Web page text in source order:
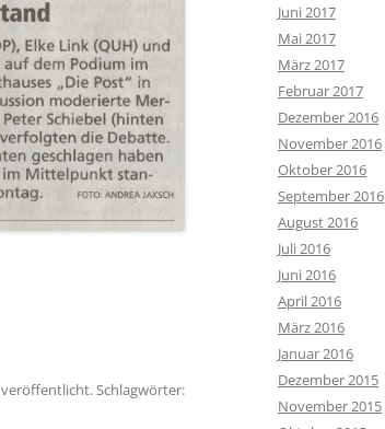
veröffentlicht. Schlagwörter:
Juni 2017
Mai 2017
März 2017
Februar 2017
Dezember 2016
November 2016
Oktober 2016
September 2016
August 2016
Juli 2016
Juni 2016
April 2016
März 2016
Januar 2016
Dezember 2015
November 2015